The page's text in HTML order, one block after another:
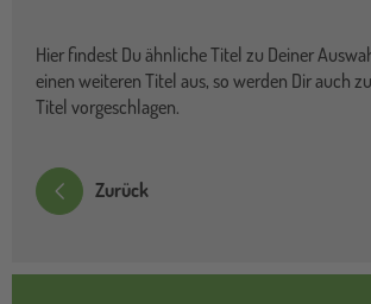
Hier findest Du ähnliche Titel zu Deiner
einen weiteren Titel aus, so werden Dir auch
Titel vorgeschlagen.
Zurück